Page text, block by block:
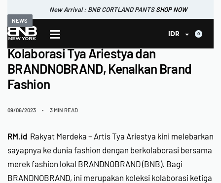
New Arrival : BNB CORTLAND JACKET SHOP NOW
New Arrival : BNB CORTLAND PANTSSHOP NOW
New Arrival : BNB SIGNAIRE SCARF. SHOP NOW
IDR 0
NEWS
Kolaborasi Tya Ariestya dan
BRANDNOBRAND, Kenalkan Brand
Fashion
09/06/2023 3 MIN READ
RM.id Rakyat Merdeka – ArtisTya Ariestya kini melebarkan
sayapnya ke dunia fashion dengan berkolaborasi bersama
merek fashion lokal BRANDNOBRAND(BNB). Bagi
BRANDNOBRAND, ini merupakan koleksi kolaborasi ketiga